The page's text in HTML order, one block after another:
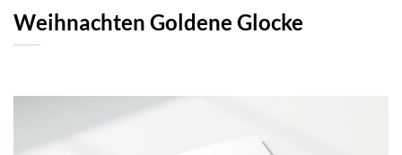
Weihnachten Goldene Glocke